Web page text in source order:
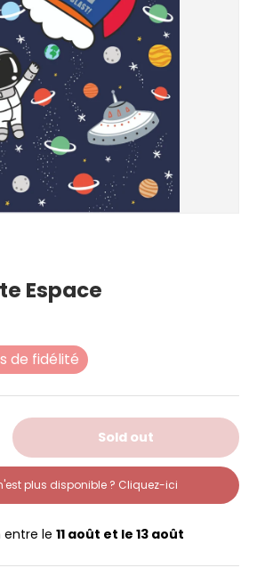
Espace
de fidélité
Sold out
plus disponible ? Cliquez-ici
entre le 11 août et le 13 août